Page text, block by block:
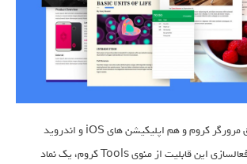
تایپ صوتی هم از طریق مرورگر کروم و هم اپلیکیشن های iOS و اندروید
Docs فراهم شده. با فعالسازی این قابلیت از منوی Tools کروم، یک نماد